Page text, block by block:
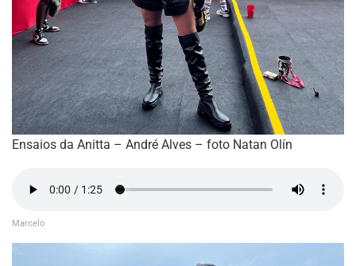
Ensaios da Anitta – André Alves – foto Natan Olín
Marcelo